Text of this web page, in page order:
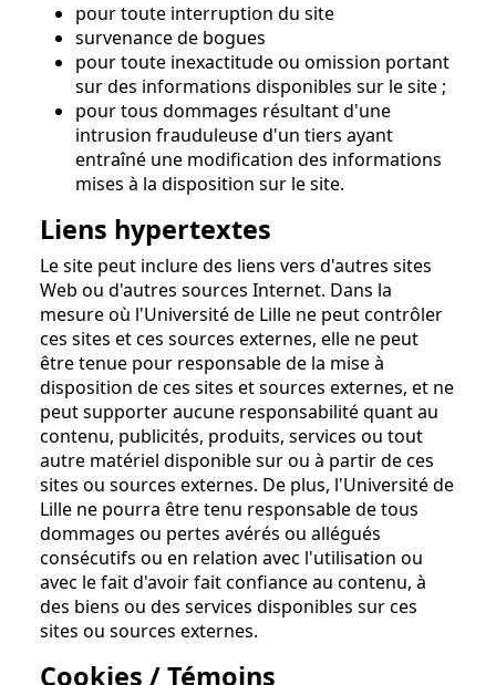
pour toute interruption du site
survenance de bogues
pour toute inexactitude ou omission portant
sur des informations disponibles sur le site ;
pour tous dommages résultant d'une
intrusion frauduleuse d'un tiers ayant
entraîné une modification des informations
mises à la disposition sur le site.
Liens hypertextes
Le site peut inclure des liens vers d'autres sites
Web ou d'autres sources Internet. Dans la
mesure où l'Université de Lille ne peut contrôler
ces sites et ces sources externes, elle ne peut
être tenue pour responsable de la mise à
disposition de ces sites et sources externes, et ne
peut supporter aucune responsabilité quant au
contenu, publicités, produits, services ou tout
autre matériel disponible sur ou à partir de ces
sites ou sources externes. De plus, l'Université de
Lille ne pourra être tenu responsable de tous
dommages ou pertes avérés ou allégués
consécutifs ou en relation avec l'utilisation ou
avec le fait d'avoir fait confiance au contenu, à
des biens ou des services disponibles sur ces
sites ou sources externes.
Cookies / Témoins